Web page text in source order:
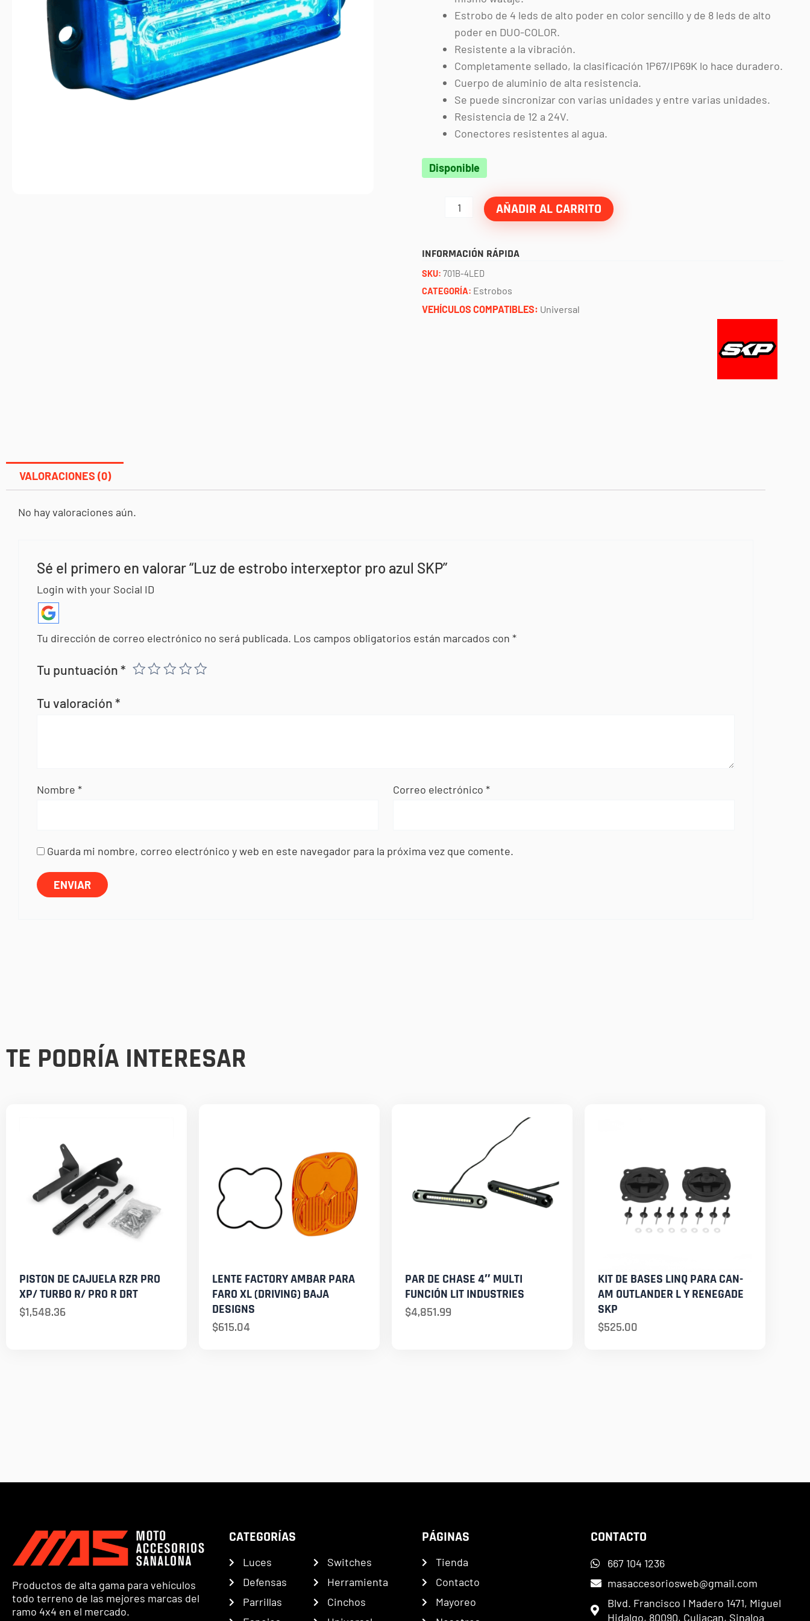
Estrobo de 4 leds de alto poder en color sencillo y de 8 leds de alto
poder en DUO-COLOR.
Resistente a la vibración.
Completamente sellado, la clasificación 1P67/IP69K lo hace duradero.
Cuerpo de aluminio de alta resistencia.
Se puede sincronizar con varias unidades y entre varias unidades.
Resistencia de 12 a 24V.
Conectores resistentes al agua.
Disponible
Luz
estrobo
SKP
cantidad
AÑADIR AL CARRITO
INFORMACIÓN RÁPIDA
SKU: 701B-4LED
CATEGORÍA: Estrobos
VEHÍCULOS COMPATIBLES: Universal
VALORACIONES (0)
No hay valoraciones aún.
Sé el primero en valorar “Luz de estrobo interxeptor pro azul SKP”
Login with your Social ID
Tu dirección de correo electrónico no será publicada. Los campos obligatorios están marcados con*
Tu puntuación*
Tu valoración*
Nombre* Correo electrónico *
Guarda mi nombre, correo electrónico y web en este navegador para la próxima vez que comente.
TE PODRÍA INTERESAR
PISTON DE CAJUELA RZR PRO
XP/ TURBO R/ PRO R DRT
$1,548.36
LENTE FACTORY AMBAR PARA
FARO XL (DRIVING) BAJA
DESIGNS
$615.04
PAR DE CHASE 4″ MULTI
FUNCIÓN LIT INDUSTRIES
$4,851.99
KIT DE BASES LINQ PARA CAN-
AM OUTLANDER L Y RENEGADE
SKP
$525.00
Productos de alta gama para vehículos
todo terreno de las mejores marcas del
ramo 4x4 en el mercado.
CATEGORÍAS
Luces
Defensas
Parrillas
Switches
Herramienta
Cinchos
PÁGINAS
Tienda
Contacto
Mayoreo
CONTACTO
667 104 1236
masaccesoriosweb@gmail.com
Blvd. Francisco I Madero 1471, Miguel
Hidalgo, 80090, Culiacan, Sinaloa